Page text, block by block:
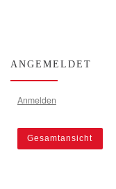
ANGEMELDET
Anmelden
Gesamtansicht